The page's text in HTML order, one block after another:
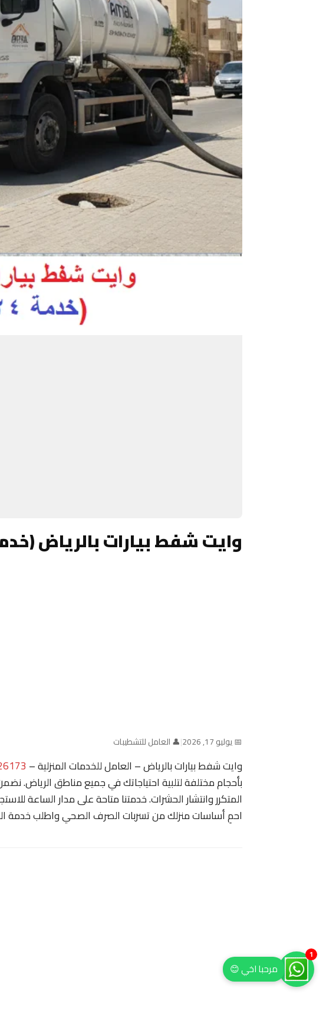
وايت شفط بيارات بالرياض (خدمة 24
📅 يوليو 17, 2026 |👤 العامل للتشطيبات
وايت شفط بيارات بالرياض – العامل للخدمات المنزلية –
بأحجام مختلفة لتلبية احتياجاتك في جميع مناطق الرياض.
المتكرر وانتشار الحشرات. خدمتنا متاحة على مدار الساعة
احمِ أساسات منزلك من تسربات الصرف الصحي واطلب خدمة
1
مرحبا اخي 😊